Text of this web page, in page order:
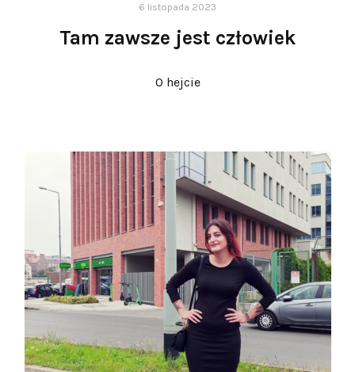
6 listopada 2023
Tam zawsze jest człowiek
O hejcie